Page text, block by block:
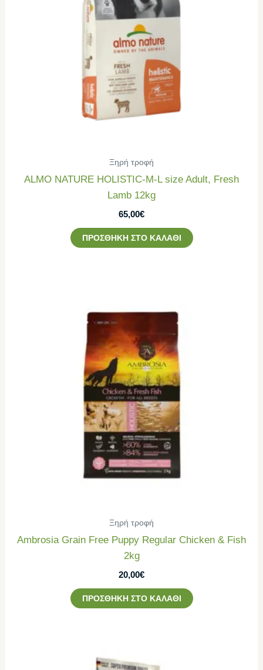
Ξηρή τροφή
ALMO NATURE HOLISTIC-M-L size Adult, Fresh
Lamb 12kg
65,00€
ΠΡΟΣΘΉΚΗ ΣΤΟ ΚΑΛΆΘΙ
Ξηρή τροφή
Ambrosia Grain Free Puppy Regular Chicken & Fish
2kg
20,00€
ΠΡΟΣΘΉΚΗ ΣΤΟ ΚΑΛΆΘΙ